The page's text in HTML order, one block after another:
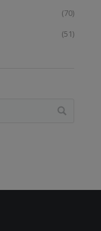
(70)
(51)